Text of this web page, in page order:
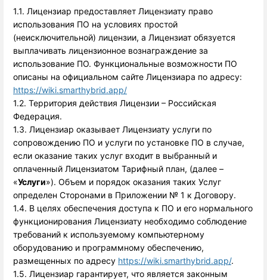
1.1. Лицензиар предоставляет Лицензиату право
использования ПО на условиях простой
(неисключительной) лицензии, а Лицензиат обязуется
выплачивать лицензионное вознаграждение за
использование ПО. Функциональные возможности ПО
https://wiki.smarthybrid.app/
1.2. Территория действия Лицензии – Российская
Федерация.
1.3. Лицензиар оказывает Лицензиату услуги по
сопровождению ПО и услуги по установке ПО в случае,
если оказание таких услуг входит в выбранный и
оплаченный Лицензиатом Тарифный план, (далее –
«Услуги»). Объем и порядок оказания таких Услуг
определен Сторонами в Приложении № 1 к Договору.
1.4. В целях обеспечения доступа к ПО и его нормального
функционирования Лицензиату необходимо соблюдение
требований к используемому компьютерному
оборудованию и программному обеспечению,
размещенных по адресу https://wiki.smarthybrid.app/.
1.5. Лицензиар гарантирует, что является законным